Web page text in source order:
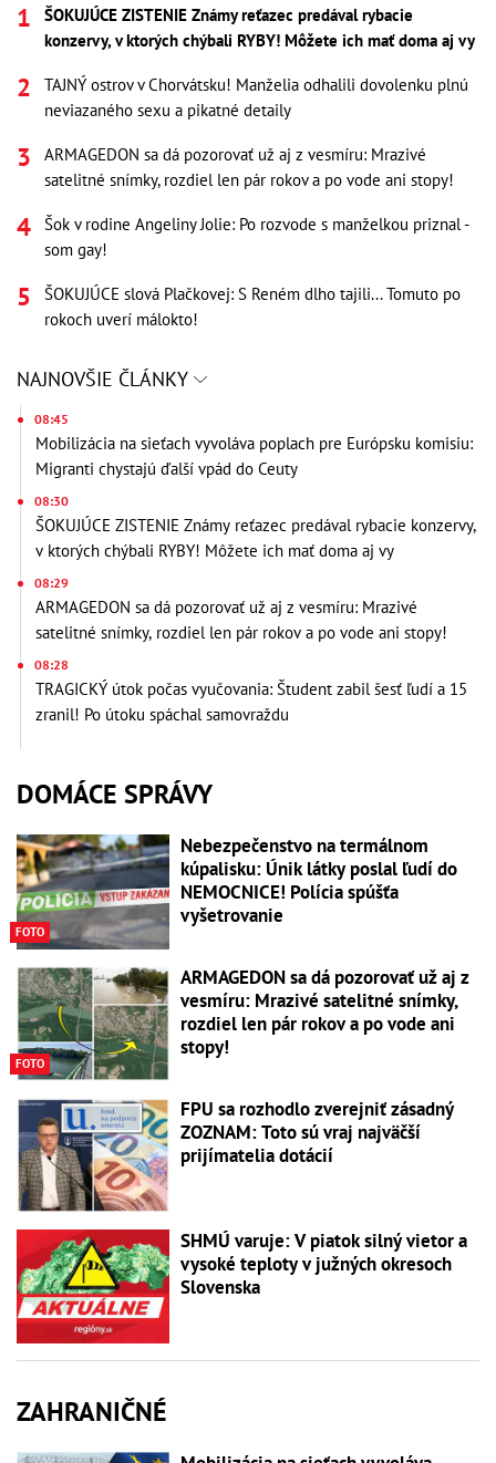
ŠOKUJÚCE ZISTENIE Známy reťazec predával rybacie
konzervy, v ktorých chýbali RYBY! Môžete ich mať doma aj vy
TAJNÝ ostrov v Chorvátsku! Manželia odhalili dovolenku plnú
neviazaného sexu a pikatné detaily
ARMAGEDON sa dá pozorovať už aj z vesmíru: Mrazivé
satelitné snímky, rozdiel len pár rokov a po vode ani stopy!
Šok v rodine Angeliny Jolie: Po rozvode s manželkou priznal -
som gay!
ŠOKUJÚCE slová Plačkovej: S Reném dlho tajili... Tomuto po
rokoch uverí málokto!
NAJNOVŠIE ČLÁNKY
08:45
Mobilizácia na sieťach vyvoláva poplach pre Európsku komisiu:
Migranti chystajú ďalší vpád do Ceuty
08:30
ŠOKUJÚCE ZISTENIE Známy reťazec predával rybacie konzervy,
v ktorých chýbali RYBY! Môžete ich mať doma aj vy
08:29
ARMAGEDON sa dá pozorovať už aj z vesmíru: Mrazivé
satelitné snímky, rozdiel len pár rokov a po vode ani stopy!
08:28
TRAGICKÝ útok počas vyučovania: Študent zabil šesť ľudí a 15
zranil! Po útoku spáchal samovraždu
DOMÁCE SPRÁVY
FOTO
Nebezpečenstvo na termálnom
kúpalisku: Únik látky poslal ľudí do
NEMOCNICE! Polícia spúšťa
vyšetrovanie
FOTO
ARMAGEDON sa dá pozorovať už aj z
vesmíru: Mrazivé satelitné snímky,
rozdiel len pár rokov a po vode ani
stopy!
FPU sa rozhodlo zverejniť zásadný
ZOZNAM: Toto sú vraj najväčší
prijímatelia dotácií
SHMÚ varuje: V piatok silný vietor a
vysoké teploty v južných okresoch
Slovenska
ZAHRANIČNÉ